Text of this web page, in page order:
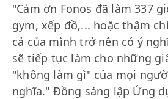
"Cảm ơn Fonos đã làm 337
gym, xếp đồ,... hoặc thậm
cả của mình trở nên có ý
sẽ tiếp tục làm cho những
"không làm gì" của mọi
nghĩa." Đồng sáng lập Ứng